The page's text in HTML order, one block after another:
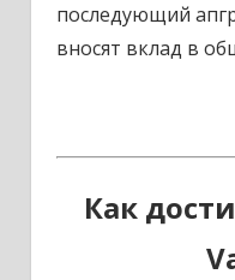
последующий
вносят вклад в
Как